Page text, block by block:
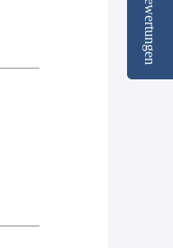
Bewertungen
Bewertungen